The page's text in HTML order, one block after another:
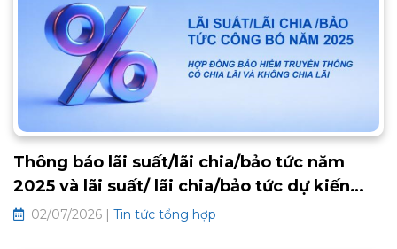
Thông báo lãi suất/lãi chia/bảo tức năm
2025 và lãi suất/ lãi chia/bảo tức dự kiến
2026 các hợp đồng bảo hiểm truyền thống
02/07/2026 | Tin tức tổng hợp